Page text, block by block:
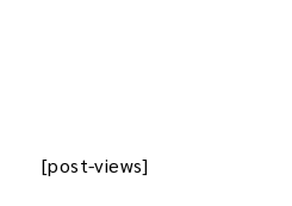
[post-views]